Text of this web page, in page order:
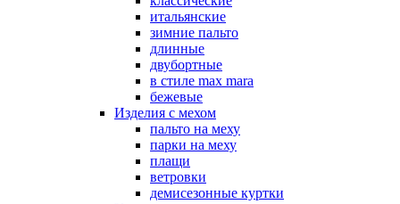
итальянские
зимние пальто
длинные
двубортные
в стиле max mara
бежевые
Изделия с мехом
пальто на меху
парки на меху
плащи
ветровки
демисезонные куртки